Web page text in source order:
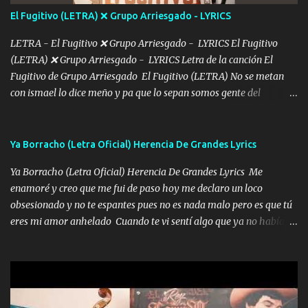
tú mi hermosa La que me alegra los días y sigo tomando Y
pensar... Que tú ya no vas a estar Pasarán... Solito me dejaras
Intentar... ...
El Fugitivo (LETRA) ❌ Grupo Arriesgado - LYRICS
LETRA - El Fugitivo ❌ Grupo Arriesgado - LYRICS El Fugitivo
(LETRA) ❌ Grupo Arriesgado - LYRICS Letra de la canción El
Fugitivo de Grupo Arriesgado El Fugitivo (LETRA) No se metan
con ismael lo dice meño y pa que lo sepan somos gente del
grande traemos la bandera 04 se oye por los radios y bien
ofrece también peleam'os bien atentó el compa huicho la corta al
cinto y radios colgados cuando salimos del rancho carros
blindándos y bien equipados no somos gente de problemas pero
defendemos muy bien nuestra tierra buena sombra nos cobija y el
porque lo estimo y lo quiero ami lado vivi...
Ya Borracho (Letra Oficial) Herencia De Grandes Lyrics
Ya Borracho (Letra Oficial) Herencia De Grandes Lyrics Me
enamoré y creo que me fui de paso hoy me declaro un loco
obsesionado y no te espantes pues no es nada malo pero es que tú
eres mi amor anhelado Cuando te vi sentí algo que ya no había
cariño de mi alma Que pa febrero vendré frente a ti con mis
preguntas y digas que sí hacernos novios y verte feliz y muy